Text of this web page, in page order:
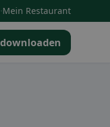
·Mein Restaurant